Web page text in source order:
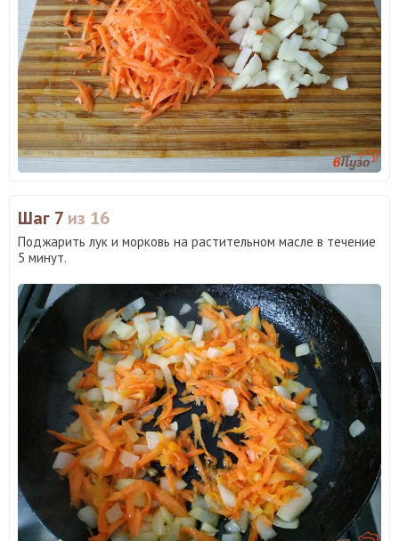
Шаг 7 из 16
Поджарить лук и морковь на растительном масле в течение
5 минут.